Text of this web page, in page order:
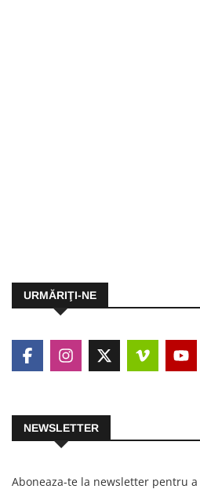
URMĂRIŢI-NE
NEWSLETTER
Aboneaza-te la newsletter pentru